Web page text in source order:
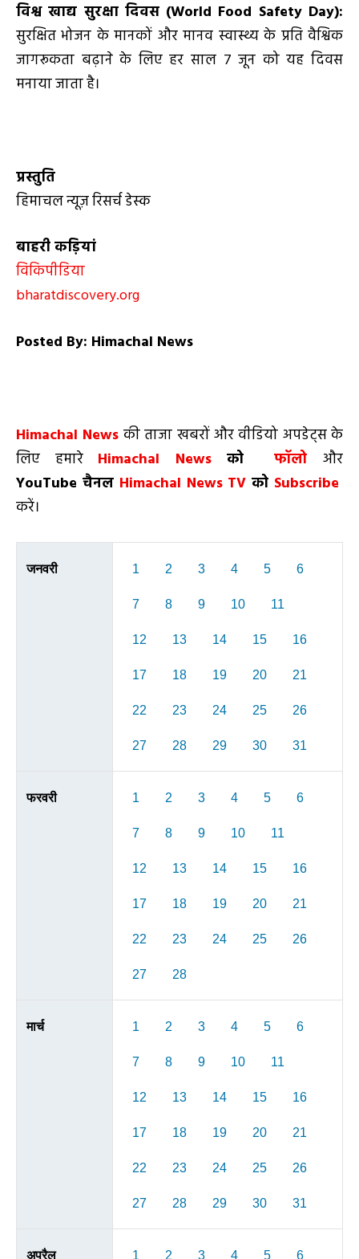
विश्व खाद्य सुरक्षा दिवस (World Food Safety Day):
सुरक्षित भोजन के मानकों और मानव स्वास्थ्य के प्रति वैश्विक
जागरूकता बढ़ाने के लिए हर साल 7 जून को यह दिवस
मनाया जाता है।
प्रस्तुति
हिमाचल न्यूज़ रिसर्च डेस्क
बाहरी कड़ियां
विकिपीडिया
bharatdiscovery.org
Posted By: Himachal News
Himachal News की ताजा खबरों और वीडियो अपडेट्स के
लिए हमारे Himachal News को फॉलो
और
YouTube चैनल Himachal News TVको Subscribe
करें।
जनवरी 1 2 3 4 5 6
7 8 9 10 11
12 13 14 15 16
17 18 19 20 21
22 23 24 25 26
27 28 29 30 31
फरवरी 1 2 3 4 5 6
7 8 9 10 11
12 13 14 15 16
17 18 19 20 21
22 23 24 25 26
27 28
मार्च 1 2 3 4 5 6
7 8 9 10 11
12 13 14 15 16
17 18 19 20 21
22 23 24 25 26
27 28 29 30 31
अप्रैल 1 2 3 4 5 6